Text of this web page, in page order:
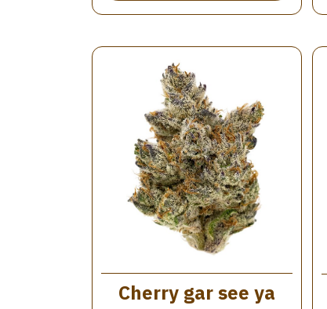
Cherry gar see ya